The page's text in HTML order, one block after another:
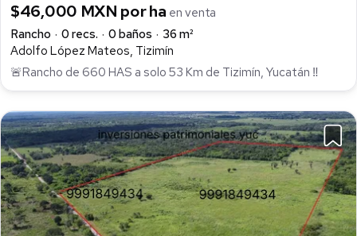
$46,000 MXN por ha en venta
Rancho
0 recs. 0 baños
36 m²
Adolfo López Mateos, Tizimín
🚨Rancho de 660 HAS a solo 53 Km de Tizimín, Yucatán ‼